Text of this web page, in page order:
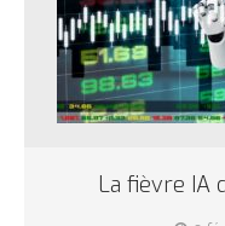
La fièvre IA